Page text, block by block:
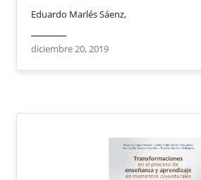
Eduardo Marlés Sáenz,
diciembre 20, 2019